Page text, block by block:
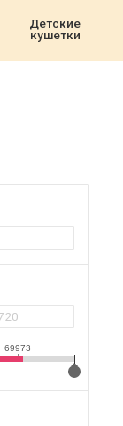
Детские
кушетки
69973